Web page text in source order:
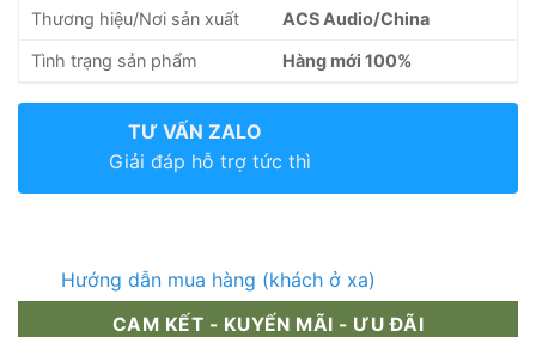
Thương hiệu/Nơi sản xuất ACS Audio/China
Tình trạng sản phẩm Hàng mới 100%
TƯ VẤN ZALO
Giải đáp hỗ trợ tức thì
Hướng dẫn mua hàng (khách ở xa)
CAM KẾT - KUYẾN MÃI - ƯU ĐÃI